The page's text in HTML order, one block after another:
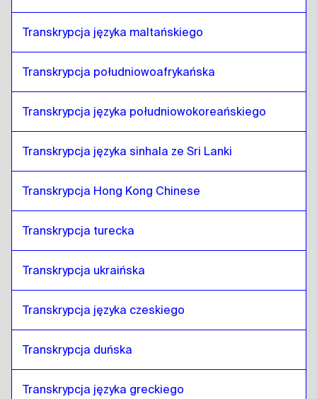
Transkrypcja języka maltańskiego
Transkrypcja południowoafrykańska
Transkrypcja języka południowokoreańskiego
Transkrypcja języka sinhala ze Sri Lanki
Transkrypcja Hong Kong Chinese
Transkrypcja turecka
Transkrypcja ukraińska
Transkrypcja języka czeskiego
Transkrypcja duńska
Transkrypcja języka greckiego